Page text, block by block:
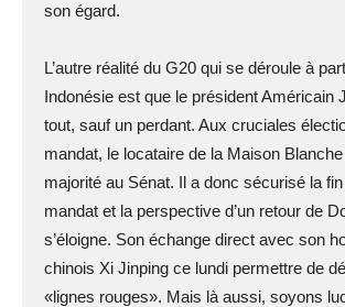
son égard.
L’autre réalité du G20 qui se déroule à
Indonésie est que le président Américain
tout, sauf un perdant. Aux cruciales
mandat, le locataire de la Maison
majorité au Sénat. Il a donc sécurisé la
mandat et la perspective d’un retour de
s’éloigne. Son échange direct avec son
chinois Xi Jinping ce lundi permettre de
«lignes rouges». Mais là aussi, soyons